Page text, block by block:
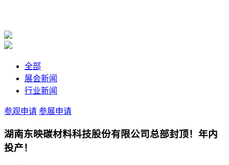
全部
展会新闻
行业新闻
参观申请 参展申请
湖南东映碳材料科技股份有限公司总部封顶！年内
投产！